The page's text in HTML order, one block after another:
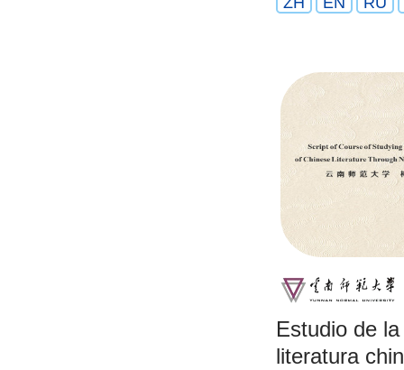
Estudio de
literatura